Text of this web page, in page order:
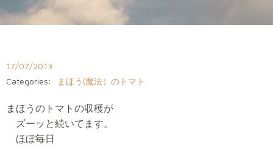
17/07/2013
Categories:
まほう(魔法）のトマト
まほうのトマトの収穫が
ズーッと続いてます。
ほぼ毎日